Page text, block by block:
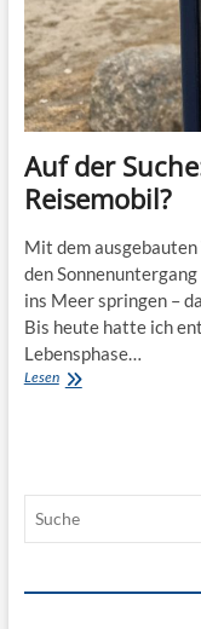
Auf der
Reisemobil?
Mit dem ausgebauten
den
ins Meer springen –
Bis heute hatte ich
Lebensphase…
LesenAuf